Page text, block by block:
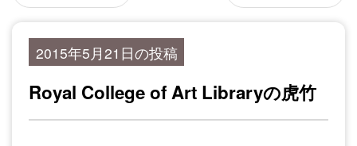
2015年5月21日の投稿
Royal College of Art Libraryの虎竹